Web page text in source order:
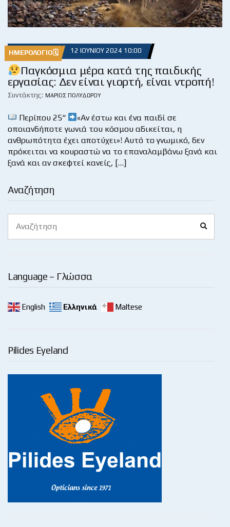
Αναζήτηση
for:
Language – Γλώσσα
English Ελληνικά Maltese
Pilides Eyeland
ΗΜΕΡΟΛΌΓΙΟ🗓 12 ΙΟΥΝΊΟΥ 2024 10:00
Παγκόσμια μέρα κατά της παιδικής
εργασίας: Δεν είναι γιορτή, είναι ντροπή!
Συντάκτης: ΜΆΡΙΟΣ ΠΟΛΥΔΏΡΟΥ
Περίπου 25“
«Αν έστω και ένα παιδί σε
οποιανδήποτε γωνιά του κόσμου αδικείται, η
ανθρωπότητα έχει αποτύχει»! Αυτό το γνωμικό, δεν
πρόκειται να κουραστώ να το επαναλαμβάνω ξανά και
ξανά και αν σκεφτεί κανείς, […]